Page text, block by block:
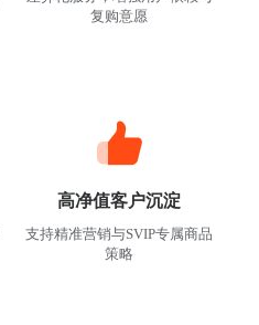
复购意愿
高净值客户沉淀
支持精准营销与SVIP专属商品
策略